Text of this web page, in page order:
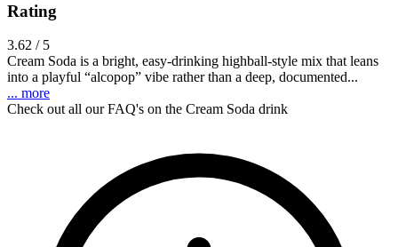
Rating
3.62 / 5
Cream Soda is a bright, easy-drinking highball-style mix that leans
into a playful “alcopop” vibe rather than a deep, documented...
... more
Check out all our FAQ's on the Cream Soda drink